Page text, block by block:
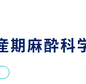
期麻酔科